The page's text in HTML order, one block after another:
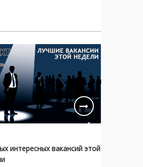
интересных вакансий этой